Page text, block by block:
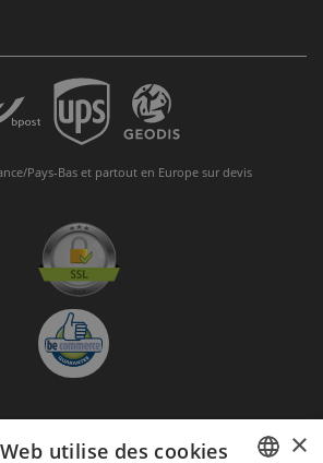
Pays-Bas et partout en Europe sur devis
×
utilise des cookies